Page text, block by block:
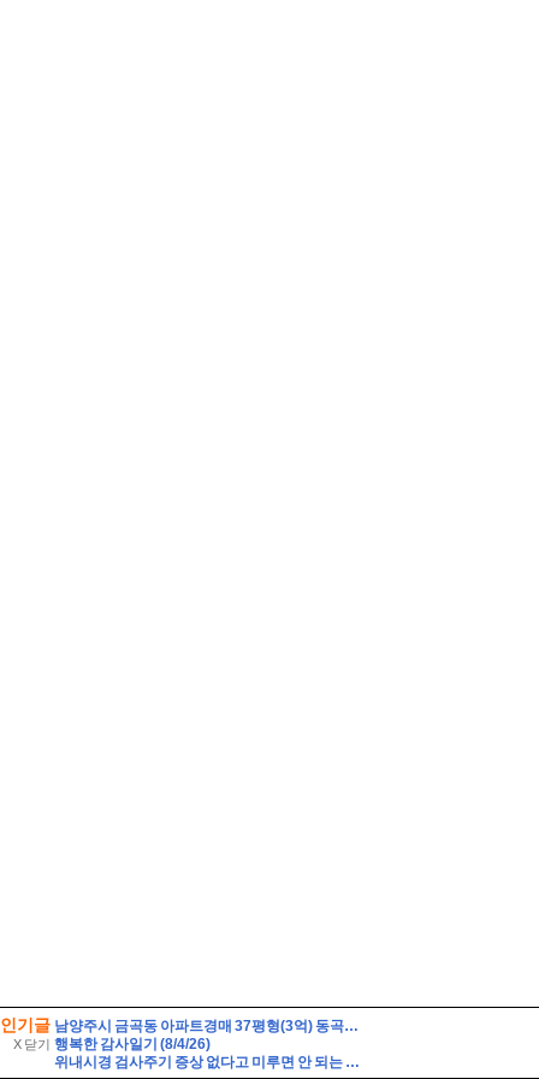
인기글
X 닫기
남양주시 금곡동 아파트경매 37평형(3억) 동곡초등학교인근 금곡GS 6층 유찰1회 남양주금곡지에스아파트 부동산경매 매매
행복한 감사일기 (8/4/26)
위내시경 검사주기 증상 없다고 미루면 안 되는 이유